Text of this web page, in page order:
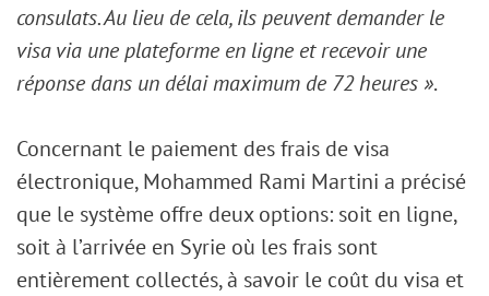
consulats. Au lieu de cela, ils peuvent demander le
visa via une plateforme en ligne et recevoir une
réponse dans un délai maximum de 72 heures ».
Concernant le paiement des frais de visa
électronique, Mohammed Rami Martini a précisé
que le système offre deux options: soit en ligne,
soit à l’arrivée en Syrie où les frais sont
entièrement collectés, à savoir le coût du visa et